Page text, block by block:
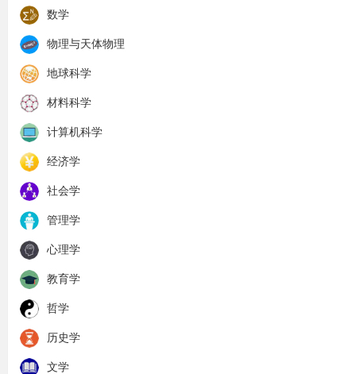
数学
物理与天体物理
地球科学
材料科学
计算机科学
经济学
社会学
管理学
心理学
教育学
哲学
历史学
文学